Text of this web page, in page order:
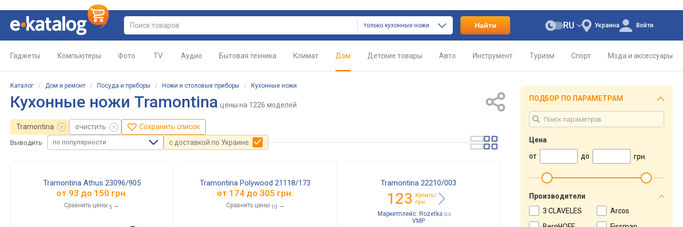
только кухонные ножи Найти Украина
RU Войти
Гаджеты Компьютеры Фото TV Аудио Бытовая техника Климат Дом Детские товары Авто Инструмент Туризм Спорт Мода и аксессуары
Каталог / Дом и ремонт / Посуда и приборы / Ножи и столовые приборы / Кухонные ножи
Кухонные ножи Tramontina цены на 1226 моделей
Tramontina очистить Сохранить список
Выводить по популярности с доставкой по Украине
Tramontina Athus 23096/905
от 93 до 150 грн.
Сравнить цены 5 →
Tramontina Polywood 21118/173
от 174 до 305 грн.
Сравнить цены 10 →
Tramontina 22210/003
123
Купить!
грн.
Маркетплейс: Rozetka.ua
VMP
ПОДБОР ПО ПАРАМЕТРАМ
Цена
от
до грн.
Производители
3 CLAVELES
Arcos